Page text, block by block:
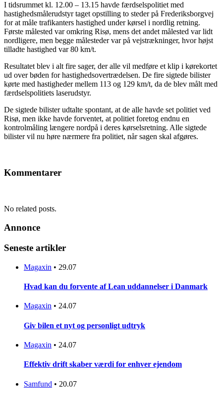
I tidsrummet kl. 12.00 – 13.15 havde færdselspolitiet med
hastighedsmålerudstyr taget opstilling to steder på Frederiksborgvej
for at måle trafikanters hastighed under kørsel i nordlig retning.
Første målested var omkring Risø, mens det andet målested var lidt
nordligere, men begge målesteder var på vejstrækninger, hvor højst
tilladte hastighed var 80 km/t.
Resultatet blev i alt fire sager, der alle vil medføre et klip i kørekortet
ud over bøden for hastighedsovertrædelsen. De fire sigtede bilister
kørte med hastigheder mellem 113 og 129 km/t, da de blev målt med
færdselspolitiets laserudstyr.
De sigtede bilister udtalte spontant, at de alle havde set politiet ved
Risø, men ikke havde forventet, at politiet foretog endnu en
kontrolmåling længere nordpå i deres kørselsretning. Alle sigtede
bilister vil nu høre nærmere fra politiet, når sagen skal afgøres.
Kommentarer
No related posts.
Annonce
Seneste artikler
Magaxin • 29.07
Hvad kan du forvente af Lean uddannelser i Danmark
Magaxin • 24.07
Giv bilen et nyt og personligt udtryk
Magaxin • 24.07
Effektiv drift skaber værdi for enhver ejendom
Samfund • 20.07